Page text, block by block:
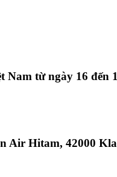
từ ngày 16 đến
Air Hitam, 42000